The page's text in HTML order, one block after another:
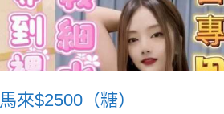
馬來$2500（糖）